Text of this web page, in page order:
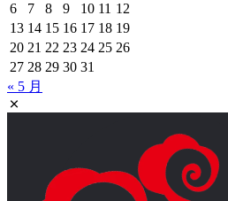
6
7 8 9 10 11 12
13 14 15 16 17 18 19
20 21 22 23 24 25 26
27 28 29 30 31
« 5 月